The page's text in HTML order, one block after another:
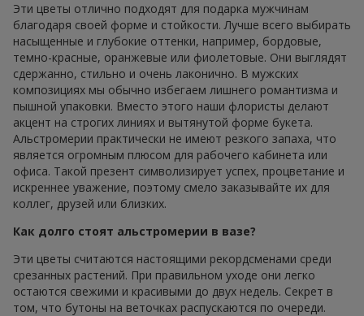
Эти цветы отлично подходят для подарка мужчинам
благодаря своей форме и стойкости. Лучше всего выбирать
насыщенные и глубокие оттенки, например, бордовые,
темно-красные, оранжевые или фиолетовые. Они выглядят
сдержанно, стильно и очень лаконично. В мужских
композициях мы обычно избегаем лишнего романтизма и
пышной упаковки. Вместо этого наши флористы делают
акцент на строгих линиях и вытянутой форме букета.
Альстромерии практически не имеют резкого запаха, что
является огромным плюсом для рабочего кабинета или
офиса. Такой презент символизирует успех, процветание и
искреннее уважение, поэтому смело заказывайте их для
коллег, друзей или близких.
Как долго стоят альстромерии в вазе?
Эти цветы считаются настоящими рекордсменами среди
срезанных растений. При правильном уходе они легко
остаются свежими и красивыми до двух недель. Секрет в
том, что бутоны на веточках распускаются по очереди.